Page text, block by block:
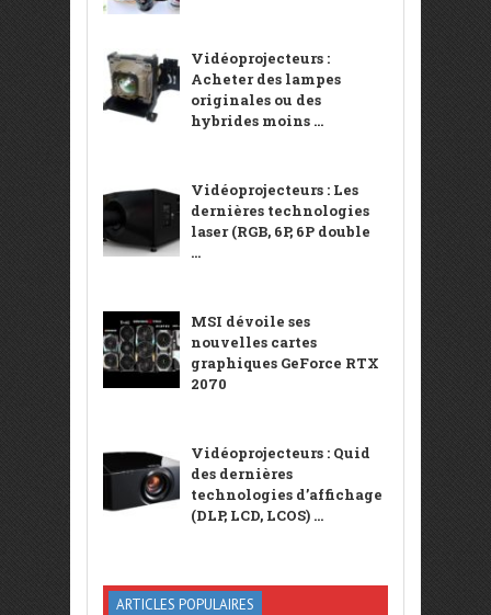
Vidéoprojecteurs :
Acheter des lampes
originales ou des
hybrides moins ...
Vidéoprojecteurs : Les
dernières technologies
laser (RGB, 6P, 6P double
...
MSI dévoile ses
nouvelles cartes
graphiques GeForce RTX
2070
Vidéoprojecteurs : Quid
des dernières
technologies d’affichage
(DLP, LCD, LCOS) ...
ARTICLES POPULAIRES